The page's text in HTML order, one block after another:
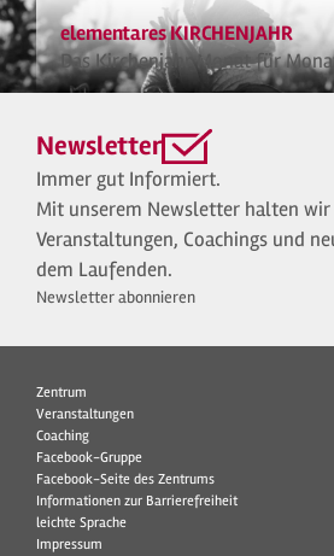
elementares KIRCHENJAHR
Das Kirchenjahr Monat für
Newsletter
Immer gut Informiert.
Mit unserem Newsletter halten wir
Veranstaltungen, Coachings und
dem Laufenden.
Newsletter abonnieren
Zentrum
Veranstaltungen
Coaching
Facebook-Gruppe
Facebook-Seite des Zentrums
Informationen zur Barrierefreiheit
leichte Sprache
Impressum